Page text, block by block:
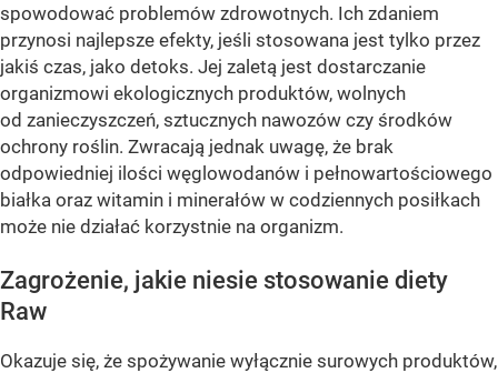
spowodować problemów zdrowotnych. Ich zdaniem
przynosi najlepsze efekty, jeśli stosowana jest tylko przez
jakiś czas, jako detoks. Jej zaletą jest dostarczanie
organizmowi ekologicznych produktów, wolnych
od zanieczyszczeń, sztucznych nawozów czy środków
ochrony roślin. Zwracają jednak uwagę, że brak
odpowiedniej ilości węglowodanów i pełnowartościowego
białka oraz witamin i minerałów w codziennych posiłkach
może nie działać korzystnie na organizm.
Zagrożenie, jakie niesie stosowanie diety
Raw
Okazuje się, że spożywanie wyłącznie surowych produktów,